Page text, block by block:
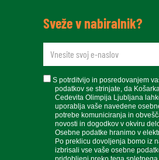
Sveže v nabiralnik?
newsletteremail
soglasje
S potrditvijo in posredovanjem
podatkov se strinjate, da
Cedevita Olimpija Ljubljana
uporablja vaše navedene
potrebe komuniciranja in
novosti in dogodkov v okviru
Osebne podatke hranimo v
Po preklicu dovoljenja bomo iz
izbrisali vse vaše osebne